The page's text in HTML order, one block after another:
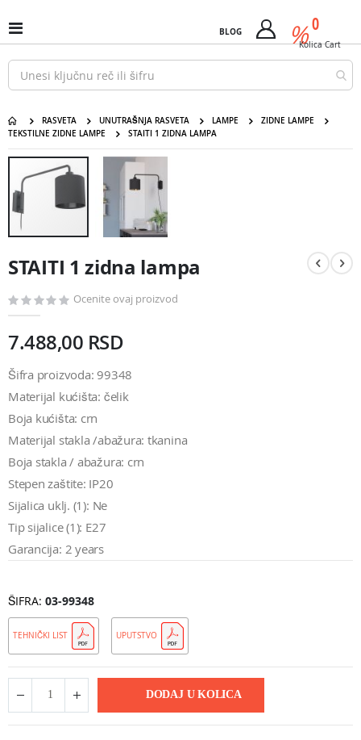
na
sadržaj
Uključi
/
isključi
Nav
BLOG %
Cart 0
Kolica Cart
RASVETA UNUTRAŠNJA RASVETA LAMPE
ZIDNE LAMPE
TEKSTILNE ZIDNE LAMPE
STAITI 1 ZIDNA LAMPA
galerije
slika
STAITI 1 zidna lampa
početak
galerije
STAITI 1 zidna lampa
Ocenite ovaj proizvod
7.488,00 RSD
Šifra proizvoda: 99348
Materijal kućišta: čelik
Boja kućišta: crn
Materijal stakla /abažura: tkanina
Boja stakla / abažura: crn
Stepen zaštite: IP20
Sijalica uklj. (1): Ne
Tip sijalice (1): E27
Garancija: 2 years
ŠIFRA 03-99348
TEHNIČKI LIST UPUTSTVO
DODAJ U KOLICA